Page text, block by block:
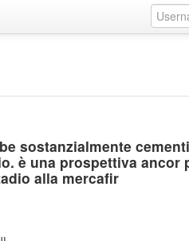
sostanzialmente
è una prospettiva ancor
alla mercafir